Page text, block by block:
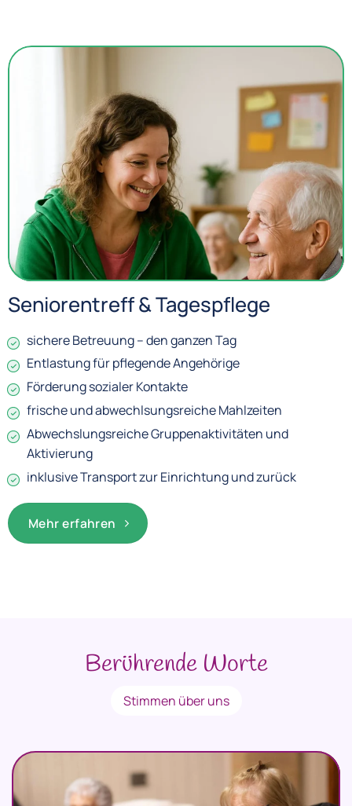
Seniorentreff & Tagespflege
sichere Betreuung – den ganzen Tag
Entlastung für pflegende Angehörige
Förderung sozialer Kontakte
frische und abwechlsungsreiche Mahlzeiten
Abwechslungsreiche Gruppenaktivitäten und
Aktivierung
inklusive Transport zur Einrichtung und zurück
Mehr erfahren
Berührende Worte
Stimmen über uns